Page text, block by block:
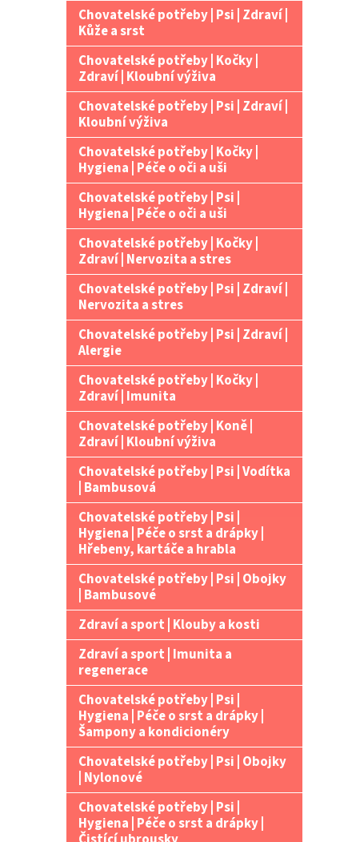
Chovatelské potřeby | Psi | Zdraví |
Kůže a srst
Chovatelské potřeby | Kočky |
Zdraví | Kloubní výživa
Chovatelské potřeby | Psi | Zdraví |
Kloubní výživa
Chovatelské potřeby | Kočky |
Hygiena | Péče o oči a uši
Chovatelské potřeby | Psi |
Hygiena | Péče o oči a uši
Chovatelské potřeby | Kočky |
Zdraví | Nervozita a stres
Chovatelské potřeby | Psi | Zdraví |
Nervozita a stres
Chovatelské potřeby | Psi | Zdraví |
Alergie
Chovatelské potřeby | Kočky |
Zdraví | Imunita
Chovatelské potřeby | Koně |
Zdraví | Kloubní výživa
Chovatelské potřeby | Psi | Vodítka
| Bambusová
Chovatelské potřeby | Psi |
Hygiena | Péče o srst a drápky |
Hřebeny, kartáče a hrabla
Chovatelské potřeby | Psi | Obojky
| Bambusové
Zdraví a sport | Klouby a kosti
Zdraví a sport | Imunita a
regenerace
Chovatelské potřeby | Psi |
Hygiena | Péče o srst a drápky |
Šampony a kondicionéry
Chovatelské potřeby | Psi | Obojky
| Nylonové
Chovatelské potřeby | Psi |
Hygiena | Péče o srst a drápky |